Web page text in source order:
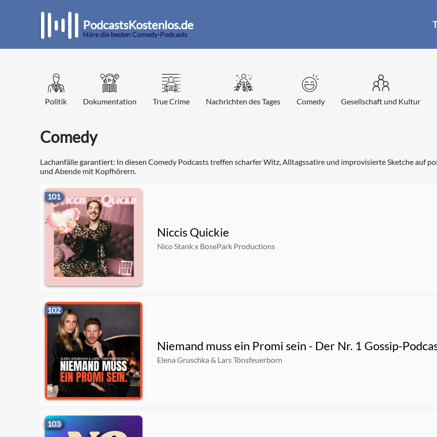
PodcastsKostenlos.de
Höre die besten Comedy-Podcasts
Politik Dokumentation True Crime Nachrichten des Tages Comedy Gesellschaft und Kultur
Comedy
Lachanfälle garantiert: In diesen Comedy Podcasts treffen scharfer Witz, Alltagssatire und improvisierte Sketche auf
und Abende mit Kopfhörern.
101
Niccis Quickie
Nico Stank x BosePark Productions
102
Niemand muss ein Promi sein - Der Nr. 1 Gossip-
Elena Gruschka & Lars Tönsfeuerborn
103